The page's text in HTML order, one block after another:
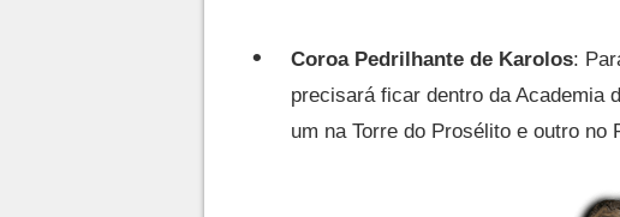
Coroa Pedrilhante de Karolos:
precisará ficar dentro da Academia
um na Torre do Prosélito e outro no